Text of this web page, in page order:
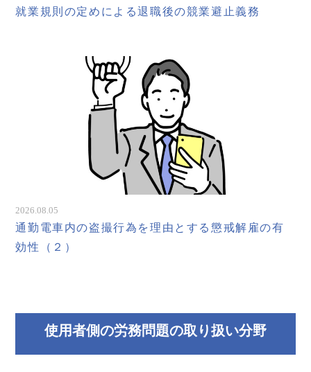
就業規則の定めによる退職後の競業避止義務
2026.08.05
通勤電車内の盗撮行為を理由とする懲戒解雇の有
効性（２）
使用者側の労務問題の取り扱い分野